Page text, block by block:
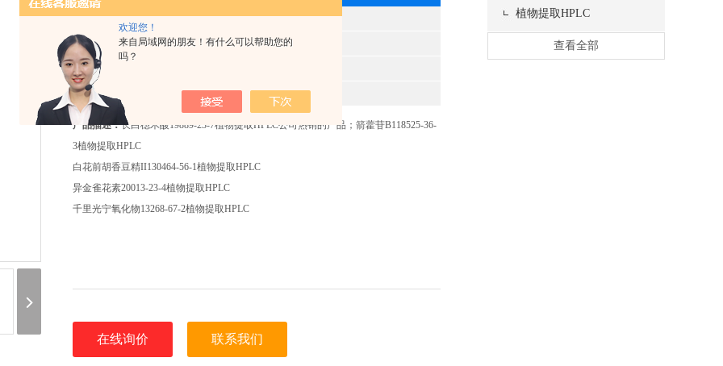
欢迎您！
来自局域网的朋友！有什么可以帮助您的
吗？
植物提取HPLC
查看全部
型 号
产品时间 2025-11-13
所属分类
520
产品描述：长白楤木酸19889-23-7植物提取HPLC公司热销的产品；箭藿苷B118525-36-
3植物提取HPLC
白花前胡香豆精II130464-56-1植物提取HPLC
异金雀花素20013-23-4植物提取HPLC
千里光宁氧化物13268-67-2植物提取HPLC
在线询价 联系我们